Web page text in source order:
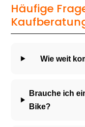
Häufige
Wie weit
Brauche ich
Bike?